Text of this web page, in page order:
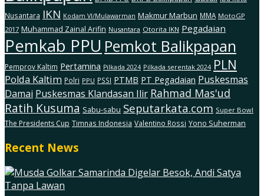
Nusantara IKN Kodam Vl/Mulawarman Makmur Marbun MMA MotoGP
2017 Muhammad Zainal Arifin Nusantara Otorita IKN Pegadaian
Pemkab PPU Pemkot Balikpapan
Pemprov Kaltim Pertamina Pilkada 2024 Pilkada serentak 2024 PLN
Polda Kaltim Polri PPU PSSI PTMB PT Pegadaian Puskesmas
Damai Puskesmas Klandasan Ilir Rahmad Mas'ud
Ratih Kusuma Sabu-sabu Seputarkata.com Super Bowl
The Presidents Cup Timnas Indonesia Valentino Rossi Yono Suherman
Recent News